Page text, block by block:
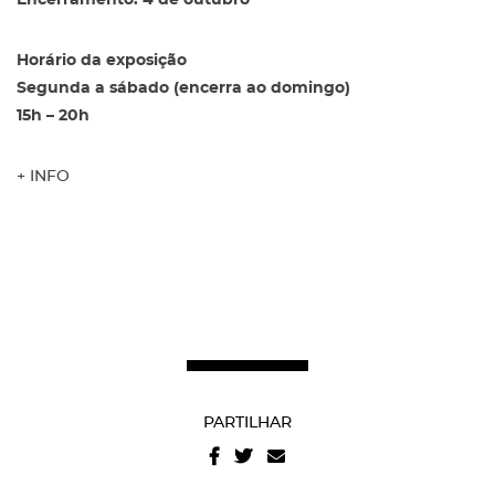
Horário da exposição
Segunda a sábado (encerra ao domingo)
15h – 20h
+ INFO
PARTILHAR